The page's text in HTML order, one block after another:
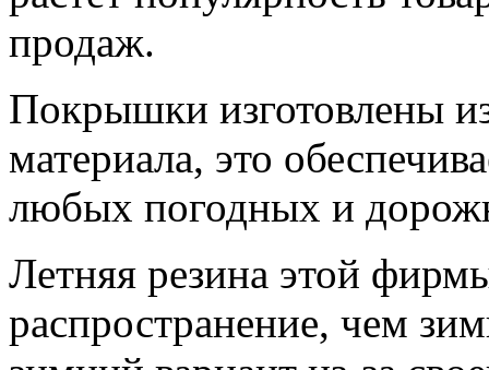
продаж.
Покрышки изготовлены
материала, это
любых погодных и
Летняя резина этой
распространение, чем